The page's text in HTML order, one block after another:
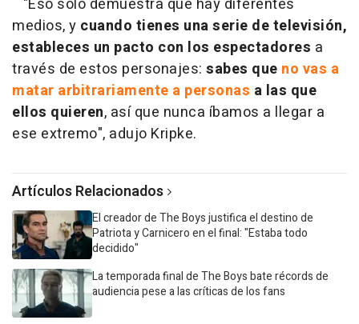
"Eso solo demuestra que hay diferentes
medios, y cuando tienes una serie de televisión,
estableces un pacto con los espectadores a
través de estos personajes: sabes que no vas a
matar arbitrariamente a personas a las que
ellos quieren, así que nunca íbamos a llegar a
ese extremo", adujo Kripke.
Artículos Relacionados
El creador de The Boys justifica el destino de
Patriota y Carnicero en el final: "Estaba todo
decidido"
La temporada final de The Boys bate récords de
audiencia pese a las críticas de los fans